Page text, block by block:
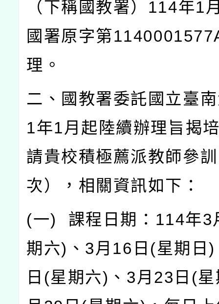
（下稱國教署） 114年1
國署原字第
理。
二、國教署委託國立臺
1年1月起陸續辦理旨揭
請貴校積極薦派教師參
次），相關資訊如下：
(一) 課程日期： 114年3
期六) 、 3月 16 日 (星期日)
日 (星期六) 、 3月 23 日 (